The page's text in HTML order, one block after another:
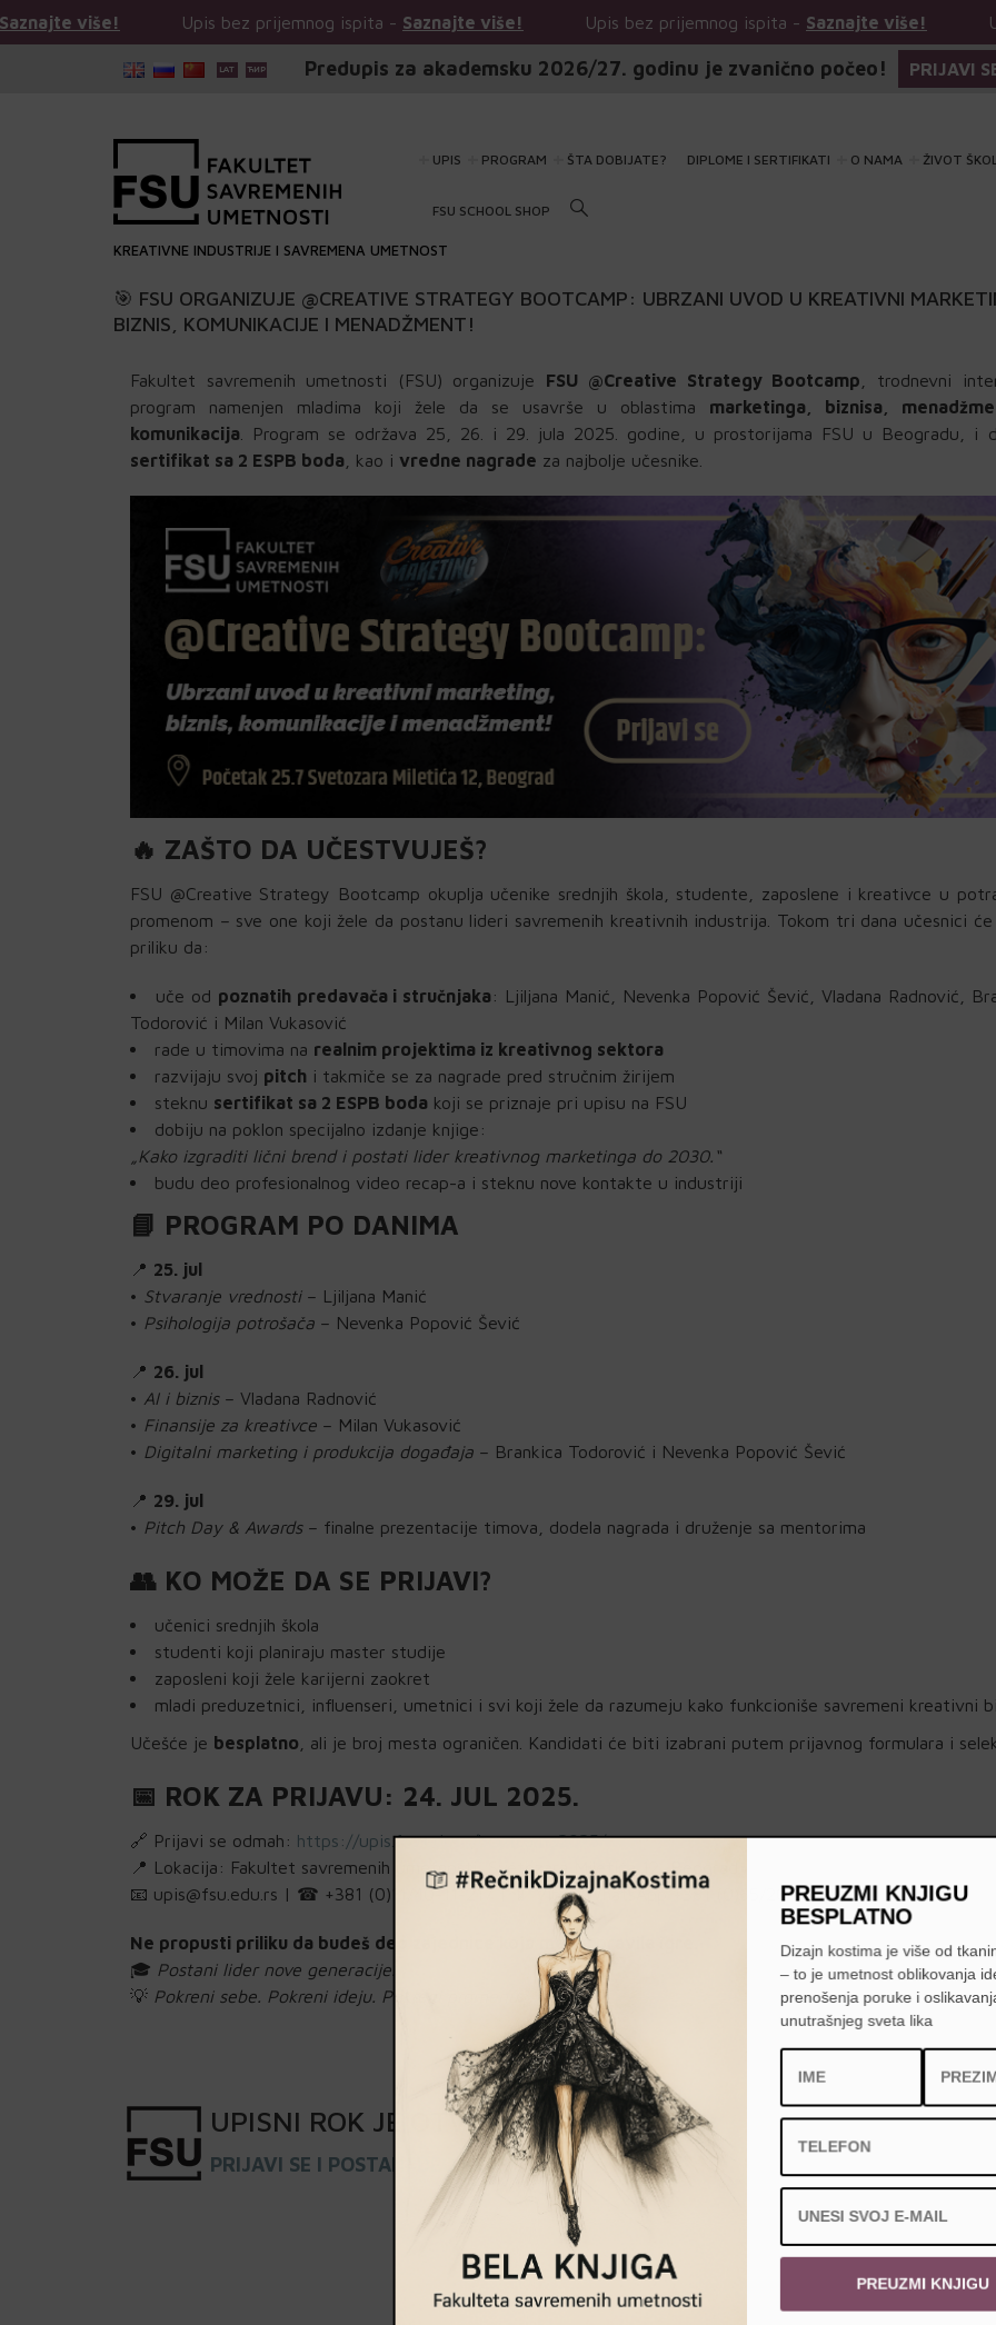
Upis bez prijemnog ispita -Saznajte više! Upis bez prijemnog ispita -Saznajte više! Upis bez
Predupis za akademsku 2026/27. godinu je zvanično počeo! PRIJAVI
UPIS PROGRAM ŠTA DOBIJATE? DIPLOME I SERTIFIKATI O NAMA ŽIVOT
FSU SCHOOL SHOP
KREATIVNE INDUSTRIJE I SAVREMENA UMETNOST
🎯 FSU ORGANIZUJE @CREATIVE STRATEGY BOOTCAMP: UBRZANI UVOD U KREATIVNI
BIZNIS, KOMUNIKACIJE I MENADŽMENT!
Fakultet savremenih umetnosti (FSU) organizuje FSU @Creative Strategy Bootcamp , trodnevni
program namenjen mladima koji žele da se usavrše u oblastima marketinga, biznisa,
komunikacija . Program se održava 25, 26. i 29. jula 2025. godine, u prostorijama FSU u Beogradu, i
sertifikat sa 2 ESPB boda , kao i vredne nagrade za najbolje učesnike.
🔥 ZAŠTO DA UČESTVUJEŠ?
FSU @Creative Strategy Bootcamp okuplja učenike srednjih škola, studente, zaposlene i kreativce u
promenom – sve one koji žele da postanu lideri savremenih kreativnih industrija. Tokom tri dana učesnici
priliku da:
uče od poznatih predavača i stručnjaka : Ljiljana Manić, Nevenka Popović Šević, Vladana Radnović,
Todorović i Milan Vukasović
rade u timovima na realnim projektima iz kreativnog sektora
razvijaju svoj pitch i takmiče se za nagrade pred stručnim žirijem
steknu sertifikat sa 2 ESPB boda koji se priznaje pri upisu na FSU
dobiju na poklon specijalno izdanje knjige:
„Kako izgraditi lični brend i postati lider kreativnog marketinga do 2030.“
budu deo profesionalnog video recap-a i steknu nove kontakte u industriji
📘 PROGRAM PO DANIMA
📍 25. jul
• Stvaranje vrednosti– Ljiljana Manić
• Psihologija potrošača – Nevenka Popović Šević
📍 26. jul
• AI i biznis– Vladana Radnović
• Finansije za kreativce – Milan Vukasović
• Digitalni marketing i produkcija događaja – Brankica Todorović i Nevenka Popović Šević
📍 29. jul
• Pitch Day & Awards– finalne prezentacije timova, dodela nagrada i druženje sa mentorima
👥 KO MOŽE DA SE PRIJAVI?
učenici srednjih škola
studenti koji planiraju master studije
zaposleni koji žele karijerni zaokret
mladi preduzetnici, influenseri, umetnici i svi koji žele da razumeju kako funkcioniše savremeni kreativni
Učešće je besplatno , ali je broj mesta ograničen. Kandidati će biti izabrani putem prijavnog formulara i
📅 ROK ZA PRIJAVU: 24. JUL 2025.
🔗 Prijavi se odmah: https://upis.fsu.edu.rs/bootcamp2025/
📍 Lokacija: Fakultet savremenih umetnosti, Svetozara Miletića 12, Beograd
📧 upis@fsu.edu.rs | ☎ +381 (0)11/40-11-217 | 📱 Viber/WhatsApp +381 (0)65/20-15-880
Ne propusti priliku da budeš deo zajednice koja menja pravila igre.
🎓 Postani lider nove generacije.
💡 Pokreni sebe. Pokreni ideju. Pokreni promenu.
UPISNI ROK JE OTVOREN .
PRIJAVI SE I POSTANI DEO KLASE 2026/27 »
PREUZMI KNJIGU
BESPLATNO
Dizajn kostima je više od
– to je umetnost oblikovanja
prenošenja poruke i
unutrašnjeg sveta lika
PREUZMI KNJIGU